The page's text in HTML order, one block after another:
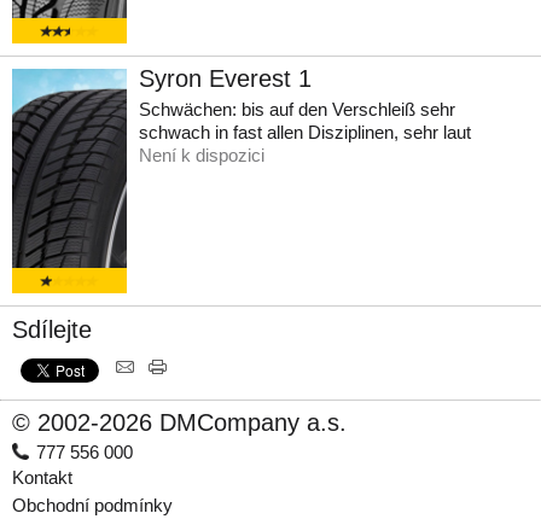
Syron Everest 1
Schwächen: bis auf den Verschleiß sehr
schwach in fast allen Disziplinen, sehr laut
Není k dispozici
Sdílejte
© 2002-2026 DMCompany a.s.
777 556 000
Kontakt
Obchodní podmínky